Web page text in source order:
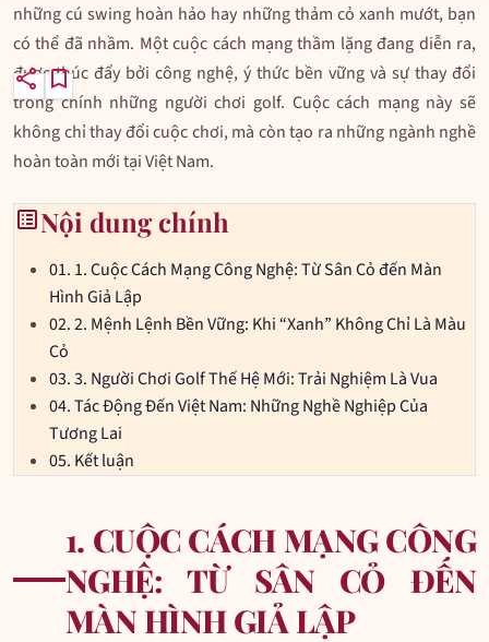
sharebookmark
những cú swing hoàn hảo hay những thảm cỏ xanh mướt, bạn
có thể đã nhầm. Một cuộc cách mạng thầm lặng đang diễn ra,
được thúc đẩy bởi công nghệ, ý thức bền vững và sự thay đổi
trong chính những người chơi golf. Cuộc cách mạng này sẽ
không chỉ thay đổi cuộc chơi, mà còn tạo ra những ngành nghề
hoàn toàn mới tại Việt Nam.
list_altNội dung chính
01. 1. Cuộc Cách Mạng Công Nghệ: Từ Sân Cỏ đến Màn
Hình Giả Lập
02.2. Mệnh Lệnh Bền Vững: Khi “Xanh” Không Chỉ Là Màu
Cỏ
03.3. Người Chơi Golf Thế Hệ Mới: Trải Nghiệm Là Vua
04.Tác Động Đến Việt Nam: Những Nghề Nghiệp Của
Tương Lai
05. Kết luận
1. CUỘC CÁCH MẠNG CÔNG
NGHỆ: TỪ SÂN CỎ ĐẾN
MÀN HÌNH GIẢ LẬP